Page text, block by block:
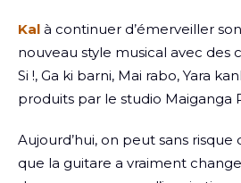
Kal à continuer d’émerveiller
nouveau style musical avec des
Si !, Ga ki barni, Mai rabo, Yara
produits par le studio Maiganga
Aujourd’hui, on peut sans
que la guitare a vraiment